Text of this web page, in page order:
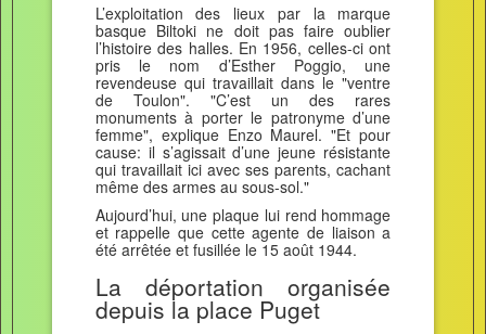
L’exploitation des lieux par la marque
basque Biltoki ne doit pas faire oublier
l’histoire des halles. En 1956, celles-ci ont
pris le nom d’Esther Poggio, une
revendeuse qui travaillait dans le "ventre
de Toulon". "C’est un des rares
monuments à porter le patronyme d’une
femme", explique Enzo Maurel. "Et pour
cause: il s’agissait d’une jeune résistante
qui travaillait ici avec ses parents, cachant
même des armes au sous-sol."
Aujourd’hui, une plaque lui rend hommage
et rappelle que cette agente de liaison a
été arrêtée et fusillée le 15 août 1944.
La déportation organisée
depuis la place Puget